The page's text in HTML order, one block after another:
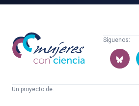
Mujeres
con
ciencia
Síguenos:
Un proyecto de: